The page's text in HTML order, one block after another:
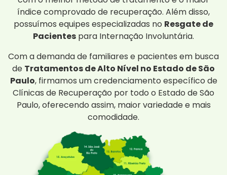
índice comprovado de recuperação. Além disso,
possuímos equipes especializadas no Resgate de
Pacientes para Internação Involuntária.
Com a demanda de familiares e pacientes em busca
de Tratamentos de Alto Nível no Estado de São
Paulo, firmamos um credenciamento específico de
Clínicas de Recuperação por todo o Estado de São
Paulo, oferecendo assim, maior variedade e mais
comodidade.